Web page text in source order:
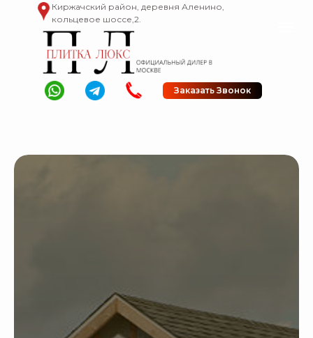
Киржачский район, деревня Аленино,
кольцевое шоссе,2.
Заказать Звонок